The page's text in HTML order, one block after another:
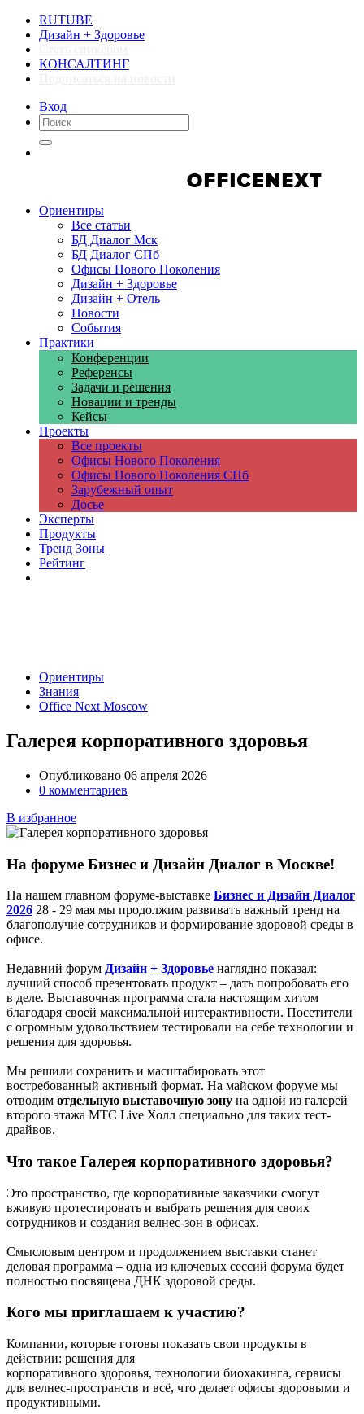
RUTUBE
Дизайн + Здоровье
КОНСАЛТИНГ
Вход
Ориентиры
Все статьи
БД Диалог Мск
БД Диалог СПб
Офисы Нового Поколения
Дизайн + Здоровье
Дизайн + Отель
Новости
События
Практики
Конференции
Референсы
Задачи и решения
Новации и тренды
Кейсы
Проекты
Все проекты
Офисы Нового Поколения
Офисы Нового Поколения СПб
Зарубежный опыт
Досье
Эксперты
Продукты
Тренд Зоны
Рейтинг
Ориентиры
Знания
Office Next Moscow
Галерея корпоративного здоровья
Опубликовано 06 апреля 2026
0 комментариев
В избранное
На форуме Бизнес и Дизайн Диалог в Москве!
На нашем главном форуме-выставке Бизнес и Дизайн Диалог
2026 28 - 29 мая мы продолжим развивать важный тренд на
благополучие сотрудников и формирование здоровой среды в
офисе.
Недавний форум Дизайн + Здоровье наглядно показал:
лучший способ презентовать продукт – дать попробовать его
в деле. Выставочная программа стала настоящим хитом
благодаря своей максимальной интерактивности. Посетители
с огромным удовольствием тестировали на себе технологии и
решения для здоровья.
Мы решили сохранить и масштабировать этот
востребованный активный формат. На майском форуме мы
отводим отдельную выставочную зону на одной из галерей
второго этажа МТС Live Холл специально для таких тест-
драйвов.
Что такое Галерея корпоративного здоровья?
Это пространство, где корпоративные заказчики смогут
вживую протестировать и выбрать решения для своих
сотрудников и создания велнес-зон в офисах.
Смысловым центром и продолжением выставки станет
деловая программа – одна из ключевых сессий форума будет
полностью посвящена ДНК здоровой среды.
Кого мы приглашаем к участию?
Компании, которые готовы показать свои продукты в
действии: решения для
корпоративного здоровья, технологии биохакинга, сервисы
для велнес-пространств и всё, что делает офисы здоровыми и
продуктивными.